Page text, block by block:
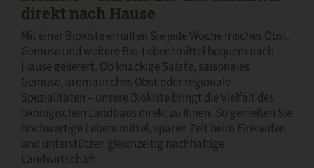
direkt nach Hause
Mit einer Biokiste erhalten Sie jede Woche frisches Obst,
Gemüse und weitere Bio-Lebensmittel bequem nach
Hause geliefert. Ob knackige Salate, saisonales
Gemüse, aromatisches Obst oder regionale
Spezialitäten – unsere Biokiste bringt die Vielfalt des
ökologischen Landbaus direkt zu Ihnen. So genießen Sie
hochwertige Lebensmittel, sparen Zeit beim Einkaufen
und unterstützen gleichzeitig nachhaltige
Landwirtschaft.